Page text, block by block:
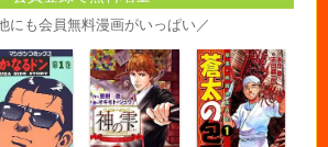
にも会員無料漫画がいっぱい／